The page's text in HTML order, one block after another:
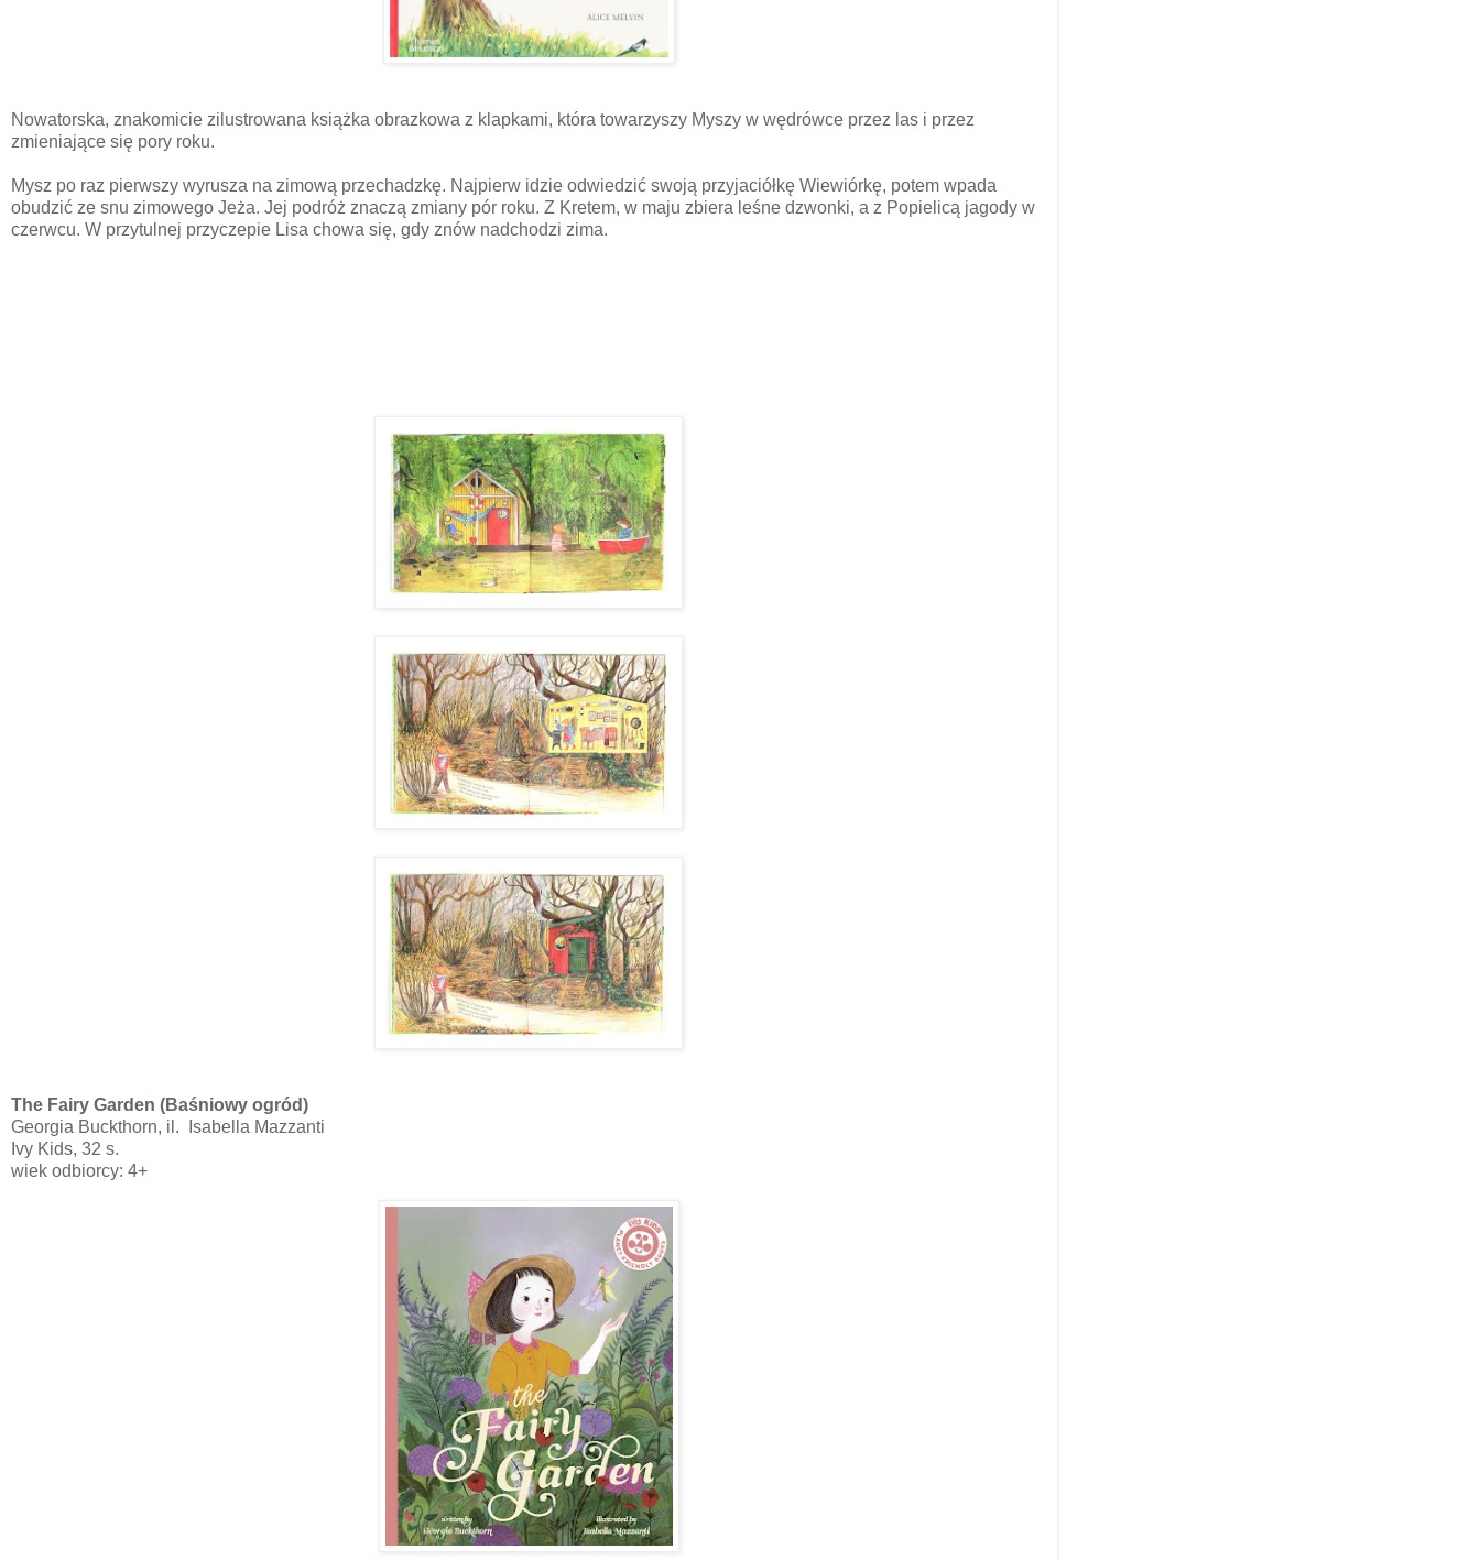
Nowatorska, znakomicie zilustrowana książka obrazkowa z klapkami, która towarzyszy Myszy w wędrówce przez las i przez
zmieniające się pory roku.
Mysz po raz pierwszy wyrusza na zimową przechadzkę. Najpierw idzie odwiedzić swoją przyjaciółkę Wiewiórkę, potem wpada
obudzić ze snu zimowego Jeża. Jej podróż znaczą zmiany pór roku. Z Kretem, w maju zbiera leśne dzwonki, a z Popielicą jagody w
czerwcu. W przytulnej przyczepie Lisa chowa się, gdy znów nadchodzi zima.
The Fairy Garden (Baśniowy ogród)
Georgia Buckthorn, il. Isabella Mazzanti
Ivy Kids, 32 s.
wiek odbiorcy: 4+